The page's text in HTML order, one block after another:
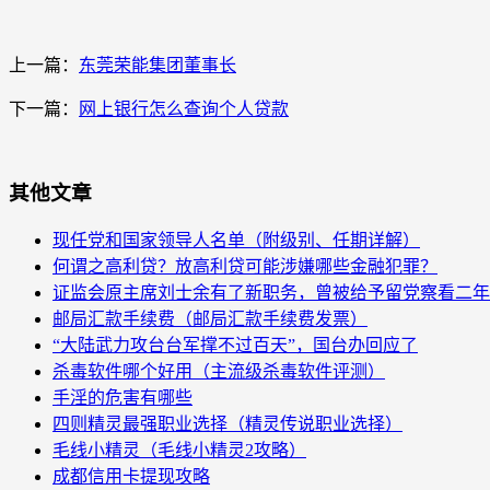
上一篇： 东莞荣能集团董事长
下一篇： 网上银行怎么查询个人贷款
其他文章
现任党和国家领导人名单（附级别、任期详解）
何谓之高利贷？放高利贷可能涉嫌哪些金融犯罪？
证监会原主席刘士余有了新职务，曾被给予留党察看二
邮局汇款手续费（邮局汇款手续费发票）
“大陆武力攻台台军撑不过百天”，国台办回应了
杀毒软件哪个好用（主流级杀毒软件评测）
手淫的危害有哪些
四则精灵最强职业选择（精灵传说职业选择）
毛线小精灵（毛线小精灵2攻略）
成都信用卡提现攻略